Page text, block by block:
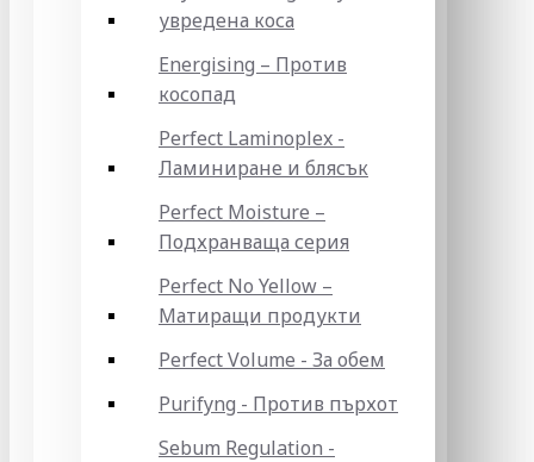
увредена коса
Energising – Против
косопад
Perfect Laminoplex -
Ламиниране и блясък
Perfect Moisture –
Подхранваща серия
Perfect No Yellow –
Матиращи продукти
Perfect Volume - За обем
Purifyng - Против пърхот
Sebum Regulation -